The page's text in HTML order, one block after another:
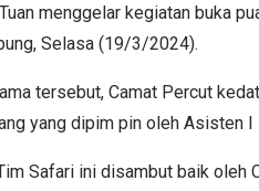
menggelar kegiatan buka
Selasa (19/3/2024).
tersebut, Camat Percut
yang dipim pin oleh Asisten
Safari ini disambut baik oleh